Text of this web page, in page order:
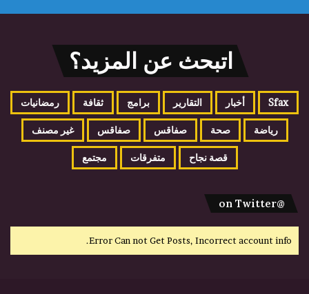
اتبحث عن المزيد؟
Sfax أخبار التقارير برامج ثقافة رمضانيات
رياضة صحة صفاقس صفاقس غير مصنف
قصة نجاح متفرقات مجتمع
@on Twitter
Error Can not Get Posts, Incorrect account info.